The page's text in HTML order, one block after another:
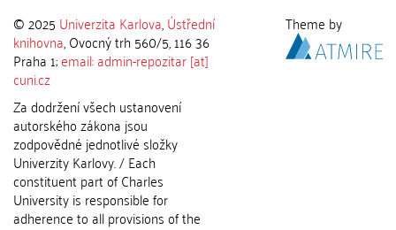
© 2025 Univerzita Karlova,Ústřední
knihovna, Ovocný trh 560/5, 116 36
Praha 1;email: admin-repozitar [at]
cuni.cz
Za dodržení všech ustanovení
autorského zákona jsou
zodpovědné jednotlivé složky
Univerzity Karlovy. / Each
constituent part of Charles
University is responsible for
adherence to all provisions of the
Theme by